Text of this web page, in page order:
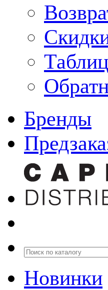
Бренды
Новинки